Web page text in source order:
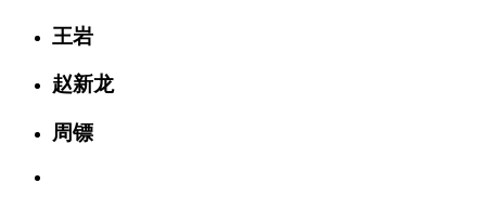
王岩
赵新龙
周镖